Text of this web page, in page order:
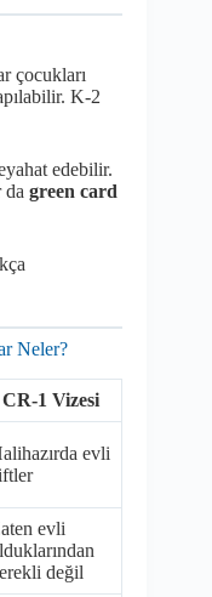
çocukları
K-2
edebilir.
da green card
Neler?
CR-1 Vizesi
evli
evli
değil